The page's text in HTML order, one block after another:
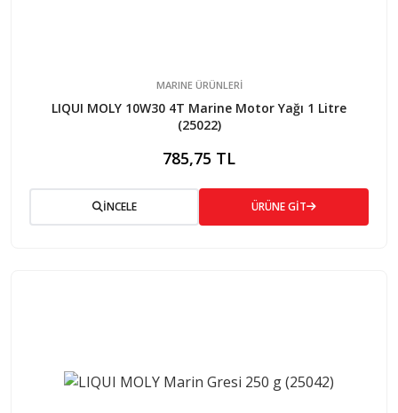
MARINE ÜRÜNLERİ
LIQUI MOLY 10W30 4T Marine Motor Yağı 1 Litre
(25022)
785,75 TL
İNCELE ÜRÜNE GİT